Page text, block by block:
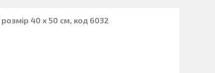
40 х 50 см, код 6032